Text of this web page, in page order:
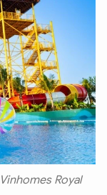
Royal